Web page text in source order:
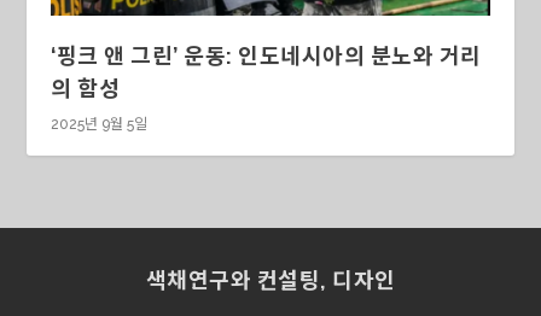
‘핑크 앤 그린’ 운동: 인도네시아의 분노와 거리
의 함성
2025년 9월 5일
색채연구와 컨설팅, 디자인